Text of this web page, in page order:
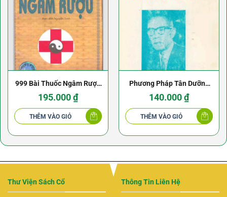
999 Bài Thuốc Ngâm Rượu
– Mẫn Đào
195.000₫
THÊM VÀO GIỎ
Phương Pháp Tân Dưỡng
Sinh – Sakurazawa Nyoichi
140.000₫
THÊM VÀO GIỎ
Thư Viện Sách Cổ Thông Tin Liên Hệ